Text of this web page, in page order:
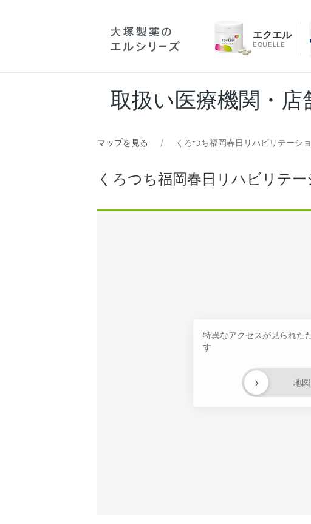
エクエル
EQUELLE
取扱い医療機関・店
マップを見る くろつち福岡春日リハビリテーシ
くろつち福岡春日リハビリテ
特異なアクセスが見られた
す
地
›